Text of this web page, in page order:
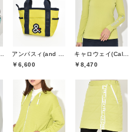
￥6,600
￥8,470